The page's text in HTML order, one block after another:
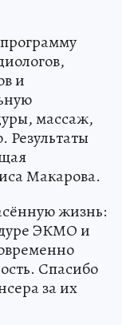
и
массаж,
Результаты
Макарова.
жизнь:
ЭКМО и
Спасибо
за их